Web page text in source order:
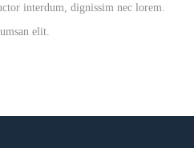
interdum, dignissim nec lorem.
elit.